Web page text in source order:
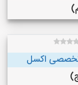
تخصصی اکسل